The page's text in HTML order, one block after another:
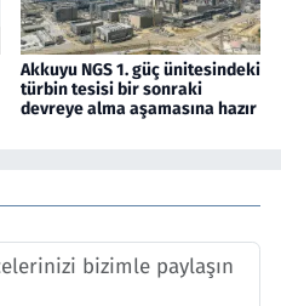
Akkuyu NGS 1. güç ünitesindeki
türbin tesisi bir sonraki
devreye alma aşamasına hazır